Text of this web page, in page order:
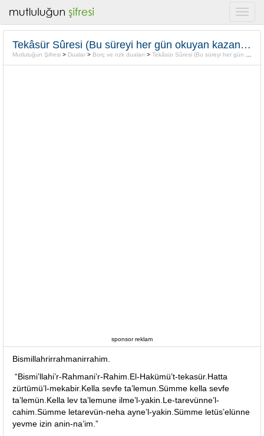
Tekâsür Sûresi (Bu süreyi her gün okuyan kazancı artar,işleri açılır)
Mutluluğun Şifresi > Dualar > Borç ve rızk duaları > Tekâsür Sûresi (Bu süreyi her gün okuyan kazancı artar,işleri açılır)
sponsor reklam
Bismillahrirrahmanirrahim.
“Bismi’llahi’r-Rahmani’r-Rahim.El-Hakümü’t-tekasür.Hatta
zürtümü’l-mekabir.Kella sevfe ta’lemun.Sümme kella sevfe
ta’lemün.Kella lev ta’lemune ilme’l-yakin.Le-tarevünne’l-
cahim.Sümme letarevün-neha ayne’l-yakin.Sümme letüs’elünne
yevme izin anin-na’im.”